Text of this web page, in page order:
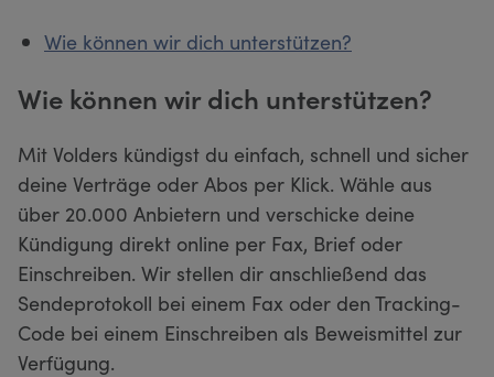
Wie können wir dich unterstützen?
Wie können wir dich unterstützen?
Mit Volders kündigst du einfach, schnell und sicher
deine Verträge oder Abos per Klick. Wähle aus
über 20.000 Anbietern und verschicke deine
Kündigung direkt online per Fax, Brief oder
Einschreiben. Wir stellen dir anschließend das
Sendeprotokoll bei einem Fax oder den Tracking-
Code bei einem Einschreiben als Beweismittel zur
Verfügung.